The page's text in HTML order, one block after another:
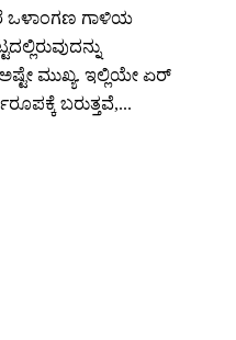
ಒಳಾಂಗಣ ಗಾಳಿಯ
ಮುಖ್ಯ. ಇಲ್ಲಿಯೇ ಏರ್
ಬರುತ್ತವೆ,...